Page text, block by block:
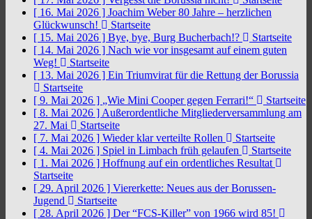
[ 16. Mai 2026 ] Joachim Weber 80 Jahre – herzlichen
Glückwunsch!
Startseite
[ 15. Mai 2026 ] Bye, bye, Burg Bucherbach!?
Startseite
[ 14. Mai 2026 ] Nach wie vor insgesamt auf einem guten
Weg!
Startseite
[ 13. Mai 2026 ] Ein Triumvirat für die Rettung der Borussia
Startseite
[ 9. Mai 2026 ] „Wie Mini Cooper gegen Ferrari!“
Startseite
[ 8. Mai 2026 ] Außerordentliche Mitgliederversammlung am
27. Mai
Startseite
[ 7. Mai 2026 ] Wieder klar verteilte Rollen
Startseite
[ 4. Mai 2026 ] Spiel in Limbach früh gelaufen
Startseite
[ 1. Mai 2026 ] Hoffnung auf ein ordentliches Resultat
Startseite
[ 29. April 2026 ] Viererkette: Neues aus der Borussen-
Jugend
Startseite
[ 28. April 2026 ] Der “FCS-Killer” von 1966 wird 85!